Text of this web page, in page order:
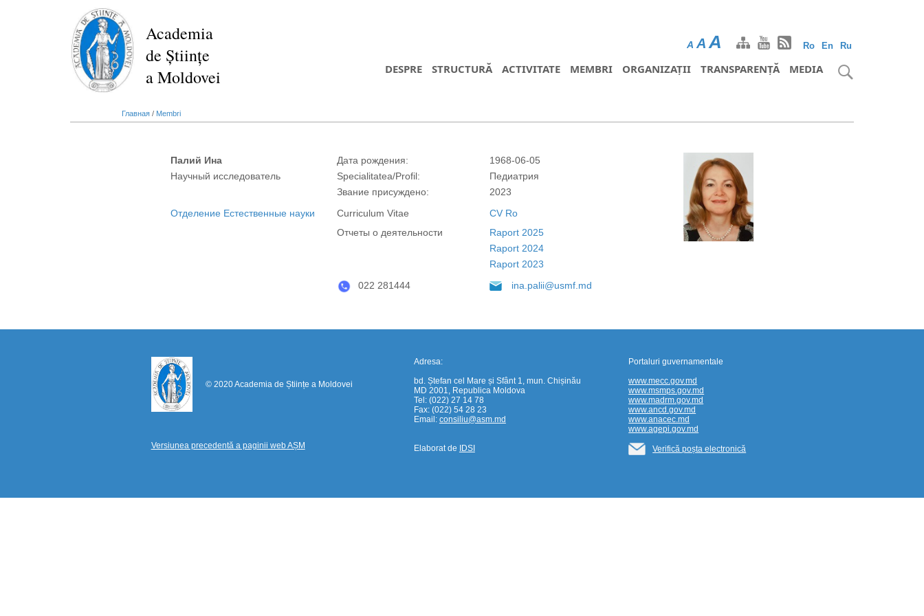
Academia
de Științe
a Moldovei
Ro En Ru
A A A
DESPRE STRUCTURĂ ACTIVITATE MEMBRI ORGANIZAȚII TRANSPARENȚĂ MEDIA
Главная / Membri
Палий Ина
Научный исследователь
Дата рождения:
Specialitatea/Profil:
Звание присуждено:
1968-06-05
Педиатрия
2023
Отделение Естественные науки
Curriculum Vitae
Отчеты о деятельности
CV Ro
Raport 2025
Raport 2024
Raport 2023
022 281444
ina.palii@usmf.md
© 2020 Academia de Științe a Moldovei
Versiunea precedentă a paginii web AȘM
Adresa:
bd. Ștefan cel Mare și Sfânt 1, mun. Chișinău
MD 2001, Republica Moldova
Tel: (022) 27 14 78
Fax: (022) 54 28 23
Email: consiliu@asm.md
Elaborat de IDSI
https://propletenie.ru/
Portaluri guvernamentale
www.mecc.gov.md
www.msmps.gov.md
www.madrm.gov.md
www.ancd.gov.md
www.anacec.md
www.agepi.gov.md
Verifică poșta electronică